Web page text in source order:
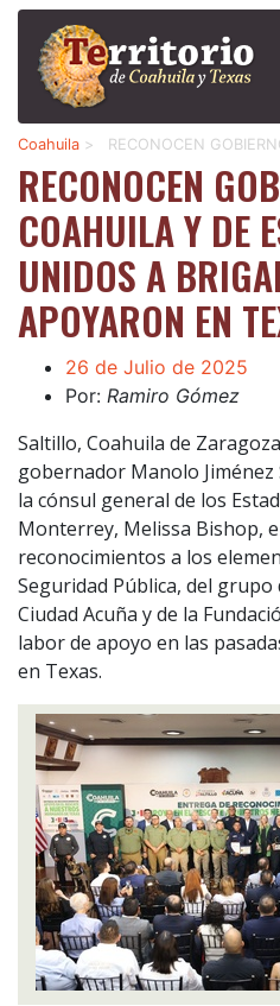
Coahuila > RECONOCEN
RECONOCEN
COAHUILA Y DE
UNIDOS A
APOYARON EN
26 de Julio de 2025
Por: Ramiro Gómez
Saltillo, Coahuila de
gobernador Manolo
la cónsul general de los
Monterrey, Melissa Bishop,
reconocimientos a los
Seguridad Pública, del grupo
Ciudad Acuña y de la
labor de apoyo en las
en Texas.